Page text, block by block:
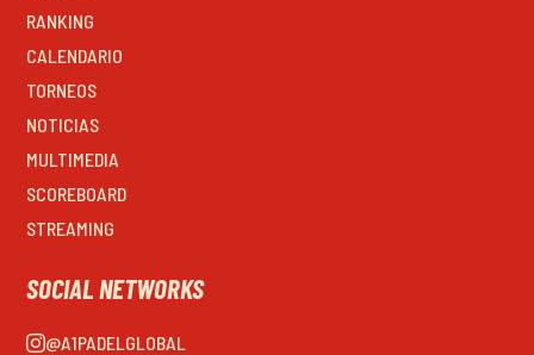
RANKING
CALENDARIO
TORNEOS
NOTICIAS
MULTIMEDIA
SCOREBOARD
STREAMING
SOCIAL NETWORKS
@A1PADELGLOBAL